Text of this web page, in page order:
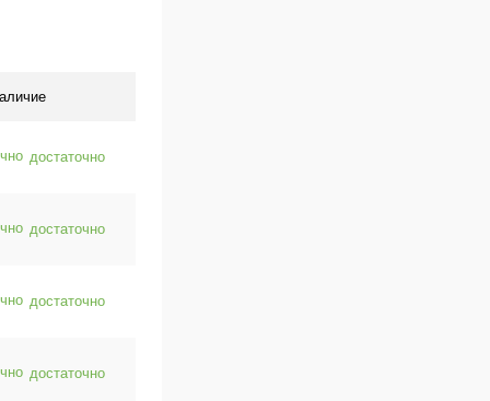
достаточно
достаточно
достаточно
достаточно